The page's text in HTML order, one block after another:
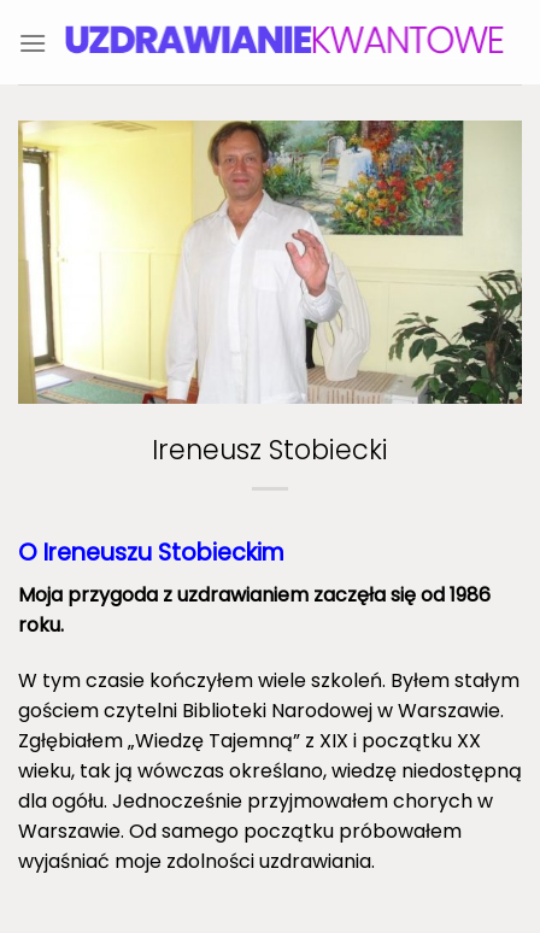
Ireneusz Stobiecki
O Ireneuszu Stobieckim
Moja przygoda z uzdrawianiem zaczęła się od 1986
roku.
W tym czasie kończyłem wiele szkoleń. Byłem stałym
gościem czytelni Biblioteki Narodowej w Warszawie.
Zgłębiałem „Wiedzę Tajemną” z XIX i początku XX
wieku, tak ją wówczas określano, wiedzę niedostępną
dla ogółu. Jednocześnie przyjmowałem chorych w
Warszawie. Od samego początku próbowałem
wyjaśniać moje zdolności uzdrawiania.